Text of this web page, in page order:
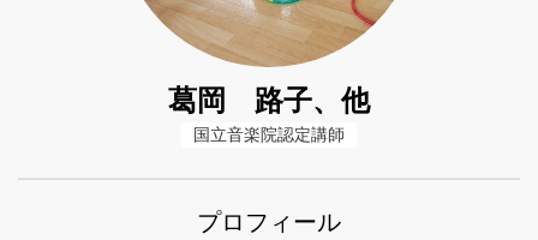
葛岡 路子、他
国立音楽院認定講師
プロフィール